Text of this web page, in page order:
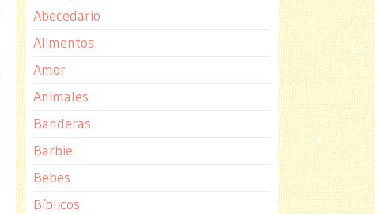
Abecedario
Alimentos
Amor
Animales
Banderas
Barbie
Bebes
Bíblicos